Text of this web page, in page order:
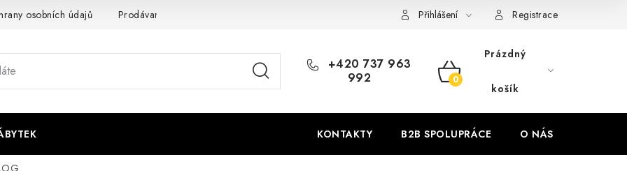
osobních údajů Prodávané značky Přihlášení Registrace
+420 737 963
992
NÁKUPNÍ
KOŠÍK
Prázdný
košík
KONTAKTY B2B SPOLUPRÁCE O NÁS